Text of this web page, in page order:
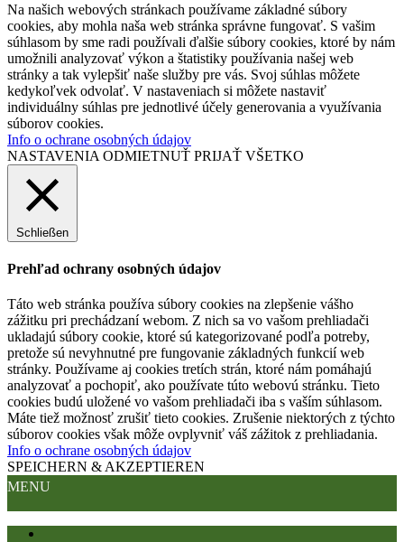
Na našich webových stránkach používame základné súbory
cookies, aby mohla naša web stránka správne fungovať. S vašim
súhlasom by sme radi používali ďalšie súbory cookies, ktoré by nám
umožnili analyzovať výkon a štatistiky používania našej web
stránky a tak vylepšiť naše služby pre vás. Svoj súhlas môžete
kedykoľvek odvolať. V nastaveniach si môžete nastaviť
individuálny súhlas pre jednotlivé účely generovania a využívania
súborov cookies.
Info o ochrane osobných údajov
NASTAVENIA ODMIETNUŤ PRIJAŤ VŠETKO
Schließen
Prehľad ochrany osobných údajov
Táto web stránka používa súbory cookies na zlepšenie vášho
zážitku pri prechádzaní webom. Z nich sa vo vašom prehliadači
ukladajú súbory cookie, ktoré sú kategorizované podľa potreby,
pretože sú nevyhnutné pre fungovanie základných funkcií web
stránky. Používame aj cookies tretích strán, ktoré nám pomáhajú
analyzovať a pochopiť, ako používate túto webovú stránku. Tieto
cookies budú uložené vo vašom prehliadači iba s vaším súhlasom.
Máte tiež možnosť zrušiť tieto cookies. Zrušenie niektorých z týchto
súborov cookies však môže ovplyvniť váš zážitok z prehliadania.
Info o ochrane osobných údajov
SPEICHERN & AKZEPTIEREN
MENU